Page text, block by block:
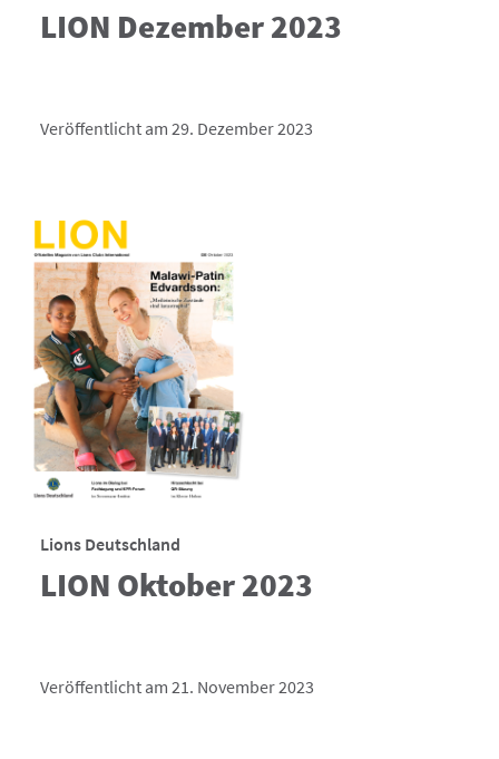
LION Dezember 2023
Veröffentlicht am 29. Dezember 2023
Lions Deutschland
LION Oktober 2023
Veröffentlicht am 21. November 2023